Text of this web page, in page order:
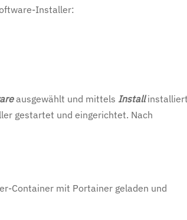
Installer:
ausgewählt und mittels Install
gestartet und eingerichtet. Nach
Container mit Portainer geladen und